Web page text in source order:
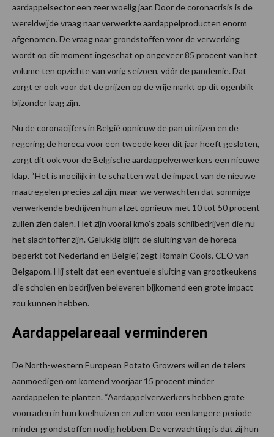
aardappelsector een zeer woelig jaar. Door de coronacrisis is de
wereldwijde vraag naar verwerkte aardappelproducten enorm
afgenomen. De vraag naar grondstoffen voor de verwerking
wordt op dit moment ingeschat op ongeveer 85 procent van het
volume ten opzichte van vorig seizoen, vóór de pandemie. Dat
zorgt er ook voor dat de prijzen op de vrije markt op dit ogenblik
bijzonder laag zijn.
Nu de coronacijfers in België opnieuw de pan uitrijzen en de
regering de horeca voor een tweede keer dit jaar heeft gesloten,
zorgt dit ook voor de Belgische aardappelverwerkers een nieuwe
klap. “Het is moeilijk in te schatten wat de impact van de nieuwe
maatregelen precies zal zijn, maar we verwachten dat sommige
verwerkende bedrijven hun afzet opnieuw met 10 tot 50 procent
zullen zien dalen. Het zijn vooral kmo’s zoals schilbedrijven die nu
het slachtoffer zijn. Gelukkig blijft de sluiting van de horeca
beperkt tot Nederland en België”, zegt Romain Cools, CEO van
Belgapom. Hij stelt dat een eventuele sluiting van grootkeukens
die scholen en bedrijven beleveren bijkomend een grote impact
zou kunnen hebben.
Aardappelareaal verminderen
De North-western European Potato Growers willen de telers
aanmoedigen om komend voorjaar 15 procent minder
aardappelen te planten. “Aardappelverwerkers hebben grote
voorraden in hun koelhuizen en zullen voor een langere periode
minder grondstoffen nodig hebben. De verwachting is dat zij hun